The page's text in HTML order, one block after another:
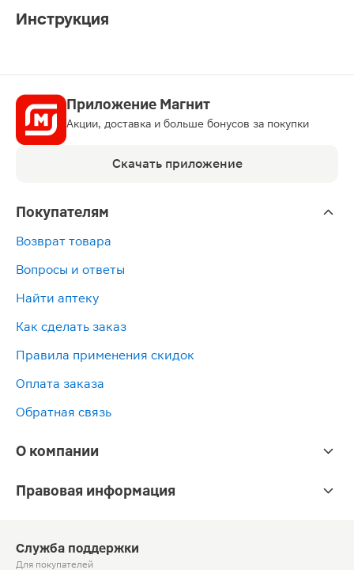
Инструкция
Приложение Магнит
Акции, доставка и больше бонусов за покупки
Скачать приложение
Покупателям
Возврат товара
Вопросы и ответы
Найти аптеку
Как сделать заказ
Правила применения скидок
Оплата заказа
Обратная связь
О компании
Правовая информация
Служба поддержки
Для покупателей